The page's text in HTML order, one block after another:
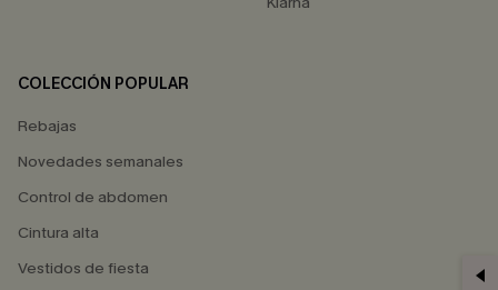
COLECCIÓN POPULAR
Rebajas
Novedades semanales
Control de abdomen
Cintura alta
Vestidos de fiesta